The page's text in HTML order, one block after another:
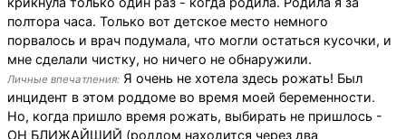
полтора часа. Только вот детское место немного
порвалось и врач подумала, что могли остаться кусочки, и
мне сделали чистку, но ничего не обнаружили.
Личные впечатления: Я очень не хотела здесь рожать! Был
инцидент в этом роддоме во время моей беременности.
Но, когда пришло время рожать, выбирать не пришлось -
ОН БЛИЖАЙШИЙ (роддом находится через два